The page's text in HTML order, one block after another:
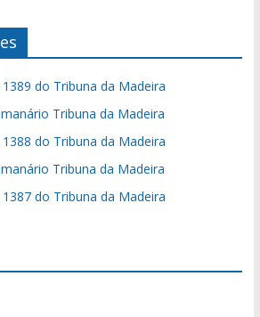
do Tribuna da Madeira
Tribuna da Madeira
do Tribuna da Madeira
Tribuna da Madeira
do Tribuna da Madeira